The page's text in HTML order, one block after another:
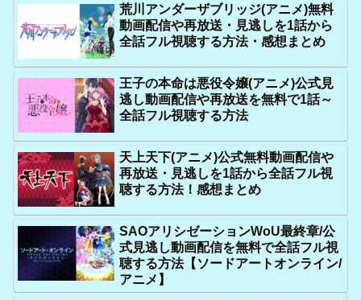
荒川アンダーザブリッジ(アニメ)無料
動画配信や再放送・見逃しを1話から
全話フル視聴する方法・感想まとめ
王子の本命は悪役令嬢(アニメ)公式見
逃し動画配信や再放送を無料で1話～
全話フル視聴する方法
天上天下(アニメ)公式無料動画配信や
再放送・見逃しを1話から全話フル視
聴する方法！感想まとめ
SAOアリシゼーションWoU最終章/公
式見逃し動画配信を無料で全話フル視
聴する方法【ソードアートオンライン/
アニメ】